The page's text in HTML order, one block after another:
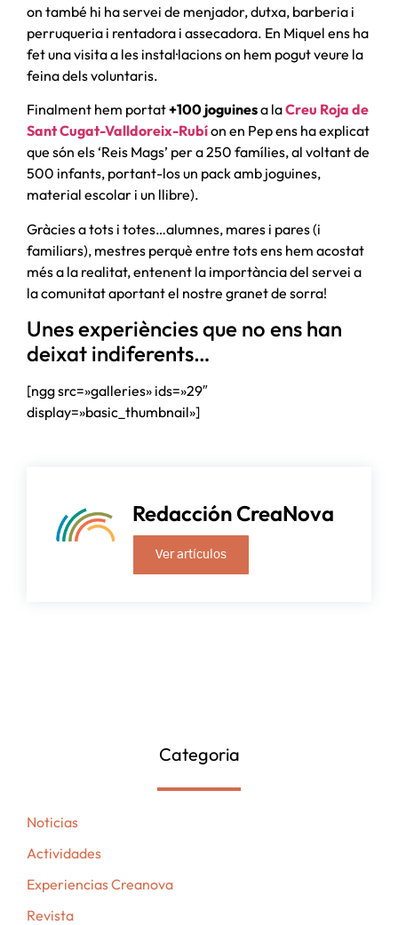
on també hi ha servei de menjador, dutxa, barberia i
perruqueria i rentadora i assecadora. En Miquel ens ha
fet una visita a les instal·lacions on hem pogut veure la
feina dels voluntaris.
Finalment hem portat+100 joguinesa laCreu Roja de
Sant Cugat-Valldoreix-Rubíon en Pep ens ha explicat
que són els ‘Reis Mags’ per a 250 famílies, al voltant de
500 infants, portant-los un pack amb joguines,
material escolar i un llibre).
Gràcies a tots i totes…alumnes, mares i pares (i
familiars), mestres perquè entre tots ens hem acostat
més a la realitat, entenent la importància del servei a
la comunitat aportant el nostre granet de sorra!
Unes experiències que no ens han
deixat indiferents…
[ngg src=»galleries» ids=»29″
display=»basic_thumbnail»]
Redacción CreaNova
Ver artículos
Categoria
Noticias
Actividades
Experiencias Creanova
Revista